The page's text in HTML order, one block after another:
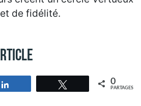
de fidélité.
Tweetez 0
PARTAGES